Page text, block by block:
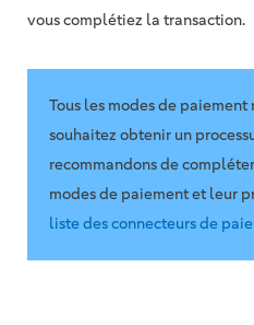
vous complétiez la transaction.
Tous les modes de
souhaitez obtenir un
recommandons de
modes de paiement et leur
liste des connecteurs de